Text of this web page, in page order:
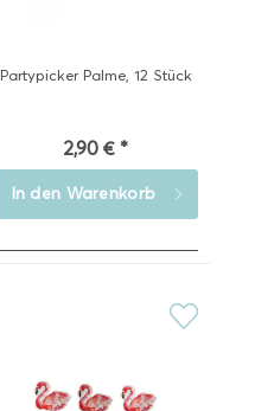
Partypicker Palme, 12 Stück
2,90 € *
In den Warenkorb